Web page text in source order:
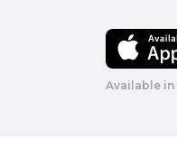
Available in